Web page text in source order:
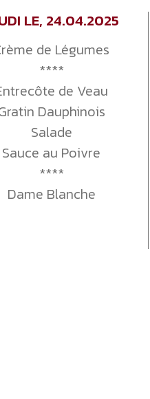
LE, 24.04.2025
de Légumes
****
de Veau
Dauphinois
Salade
Sauce au Poivre
****
Dame Blanche